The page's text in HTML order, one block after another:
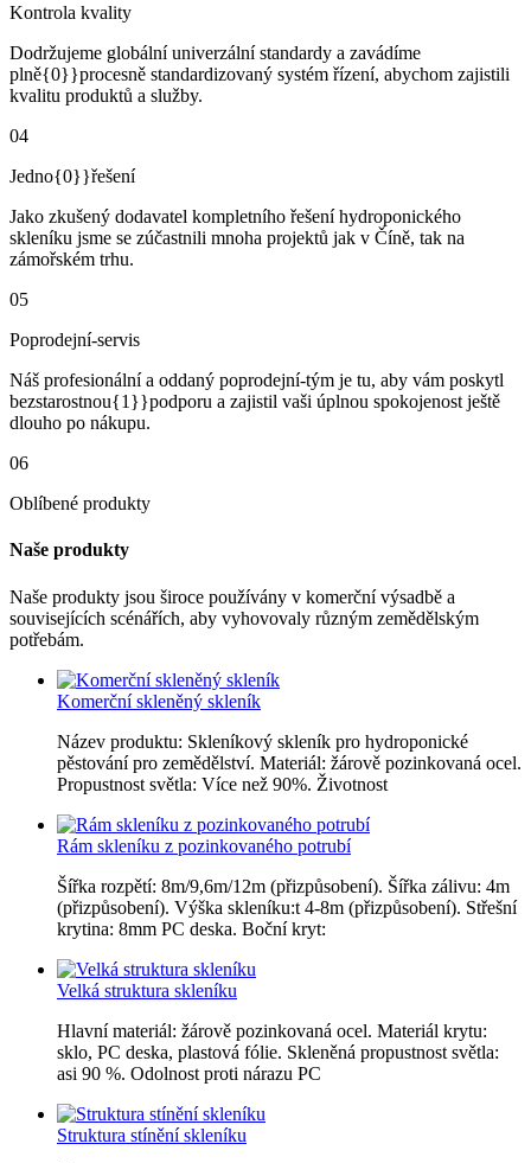
Kontrola kvality
Dodržujeme globální univerzální standardy a zavádíme
plně{0}}procesně standardizovaný systém řízení, abychom zajistili
kvalitu produktů a služby.
04
Jedno{0}}řešení
Jako zkušený dodavatel kompletního řešení hydroponického
skleníku jsme se zúčastnili mnoha projektů jak v Číně, tak na
zámořském trhu.
05
Poprodejní-servis
Náš profesionální a oddaný poprodejní-tým je tu, aby vám poskytl
bezstarostnou{1}}podporu a zajistil vaši úplnou spokojenost ještě
dlouho po nákupu.
06
Oblíbené produkty
Naše produkty
Naše produkty jsou široce používány v komerční výsadbě a
souvisejících scénářích, aby vyhovovaly různým zemědělským
potřebám.
Komerční skleněný skleník
Název produktu: Skleníkový skleník pro hydroponické
pěstování pro zemědělství. Materiál: žárově pozinkovaná ocel.
Propustnost světla: Více než 90%. Životnost
Rám skleníku z pozinkovaného potrubí
Šířka rozpětí: 8m/9,6m/12m (přizpůsobení). Šířka zálivu: 4m
(přizpůsobení). Výška skleníku:t 4-8m (přizpůsobení). Střešní
krytina: 8mm PC deska. Boční kryt:
Velká struktura skleníku
Hlavní materiál: žárově pozinkovaná ocel. Materiál krytu:
sklo, PC deska, plastová fólie. Skleněná propustnost světla:
asi 90 %. Odolnost proti nárazu PC
Struktura stínění skleníku